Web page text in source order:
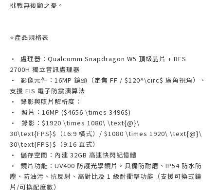
挑戰無後顧之憂。
⭐產品規格表
• 處理器：Qualcomm Snapdragon W5 頂級晶片 + BES
2700H 獨立音訊處理器
• 影像元件：16MP 鏡頭（定焦 FF / $120^\circ$ 廣角視角）、
支援 EIS 電子防震演算法
• 錄影與照片解析度：
•
照片：16MP ($4656 \times 3496$)
•
錄影：$1920 \times 1080\ \text{@}\
30\text{FPS}$（16:9 橫式）/ $1080 \times 1920\ \text{@}\
30\text{FPS}$（9:16 直式）
• 儲存空間：內建 32GB 高速快閃記憶體
• 鏡片功能：UV400 防護光學鏡片。具備防耐磨、IP54 防水防
塵、防油污、抗反射、高對比及 1 級耐衝擊功能（支援可換式鏡
片/可換配度數）